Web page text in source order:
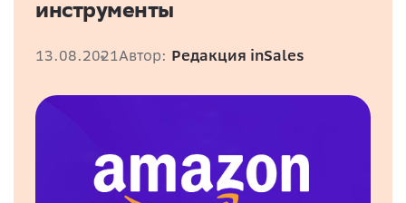
инструменты
13.08.2021Автор: Редакция inSales